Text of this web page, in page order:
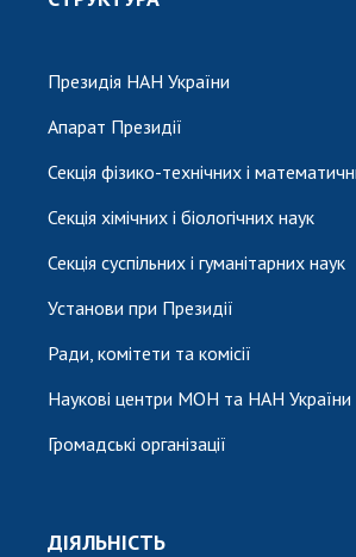
Президія НАН України
Апарат Президії
Секція фізико-технічних і
Секція хімічних і біологічних наук
Секція суспільних і гуманітарних наук
Установи при Президії
Ради, комітети та комісії
Наукові центри МОН та НАН України
Громадські організації
ДІЯЛЬНІСТЬ